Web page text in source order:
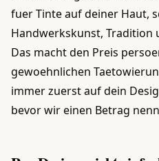
fuer Tinte auf deiner Haut,
Handwerkskunst, Tradition
Das macht den Preis
gewoehnlichen
immer zuerst auf dein
bevor wir einen Betrag